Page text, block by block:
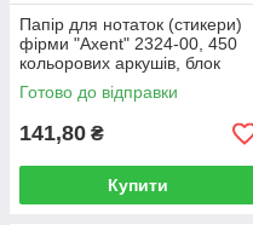
Папір для нотаток (стикери)
фірми "Axent" 2324-00, 450
кольорових аркушів, блок
75х75 мм.
Готово до відправки
141,80 ₴
Купити